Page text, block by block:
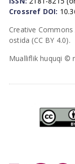
Crossref DOI:
Creative
ostida (CC BY 4.0).
Mualliflik huquqi ©